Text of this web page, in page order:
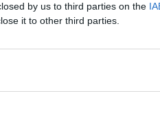
by us to third parties on the
it to other third parties.